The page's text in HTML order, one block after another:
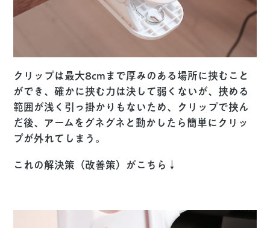
クリップは最大8cmまで厚みのある場所に挟むこと
ができ、確かに挟む力は決して弱くないが、挟める
範囲が浅く引っ掛かりもないため、クリップで挟ん
だ後、アームをグネグネと動かしたら簡単にクリッ
プが外れてしまう。
これの解決策（改善策）がこちら↓